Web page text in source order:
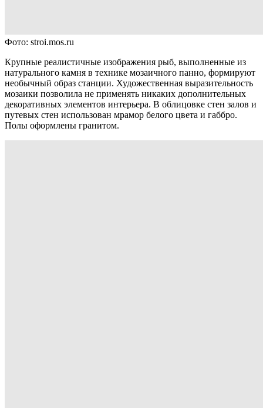
Фото: stroi.mos.ru
Крупные реалистичные изображения рыб, выполненные из
натурального камня в технике мозаичного панно, формируют
необычный образ станции. Художественная выразительность
мозаики позволила не применять никаких дополнительных
декоративных элементов интерьера. В облицовке стен залов и
путевых стен использован мрамор белого цвета и габбро.
Полы оформлены гранитом.